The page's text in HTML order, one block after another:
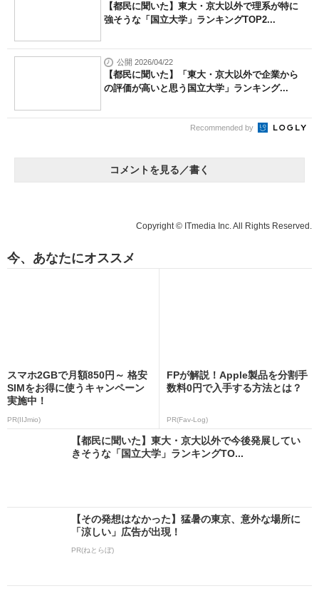
【都民に聞いた】東大・京大以外で理系が特に
強そうな「国立大学」ランキングTOP2...
公開 2026/04/22
【都民に聞いた】「東大・京大以外で企業から
の評価が高いと思う国立大学」ランキング...
Recommended by
コメントを見る／書く
Copyright © ITmedia Inc. All Rights Reserved.
今、あなたにオススメ
スマホ2GBで月額850円～ 格安
SIMをお得に使うキャンペーン
実施中！
PR(IIJmio)
FPが解説！Apple製品を分割手
数料0円で入手する方法とは？
PR(Fav-Log)
【都民に聞いた】東大・京大以外で今後発展してい
きそうな「国立大学」ランキングTO...
【その発想はなかった】猛暑の東京、意外な場所に
「涼しい」広告が出現！
PR(ねとらぼ)